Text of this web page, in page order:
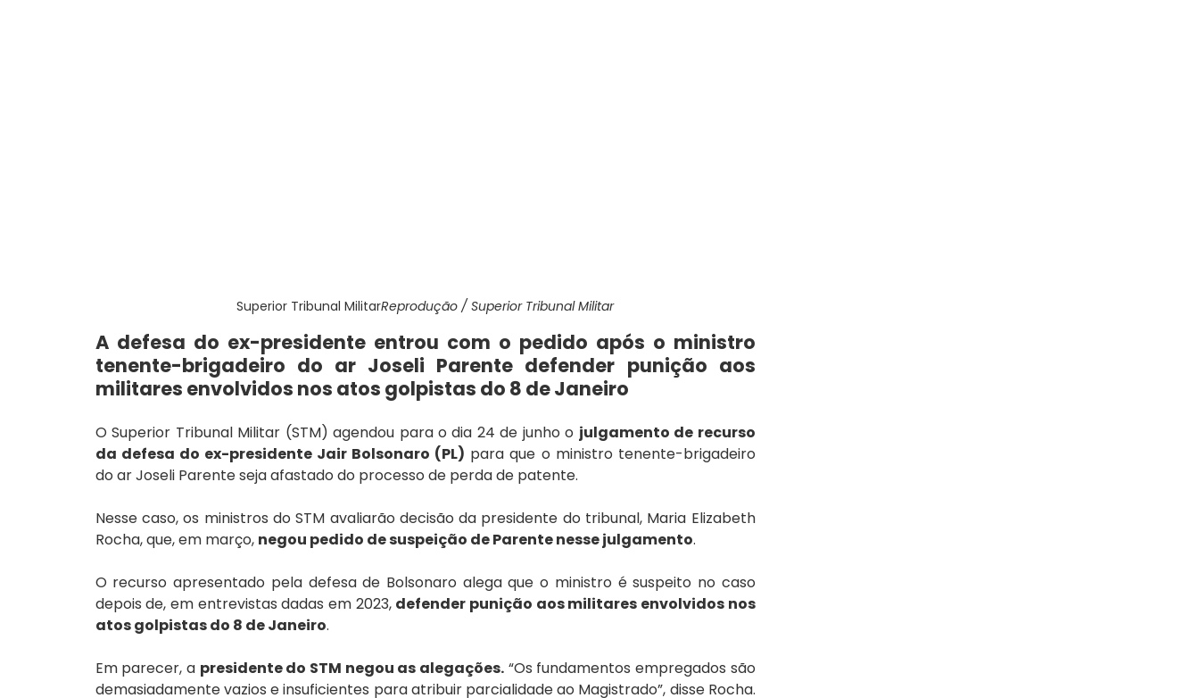
Superior Tribunal MilitarReprodução / Superior Tribunal Militar
A defesa do ex-presidente entrou com o pedido após o ministro
tenente-brigadeiro do ar Joseli Parente defender punição aos
militares envolvidos nos atos golpistas do 8 de Janeiro
O Superior Tribunal Militar (STM) agendou para o dia 24 de junho o julgamento de recurso
da defesa do ex-presidente Jair Bolsonaro (PL) para que o ministro tenente-brigadeiro
do ar Joseli Parente seja afastado do processo de perda de patente.
Nesse caso, os ministros do STM avaliarão decisão da presidente do tribunal, Maria Elizabeth
Rocha, que, em março, negou pedido de suspeição de Parente nesse julgamento.
O recurso apresentado pela defesa de Bolsonaro alega que o ministro é suspeito no caso
depois de, em entrevistas dadas em 2023, defender punição aos militares envolvidos nos
atos golpistas do 8 de Janeiro.
Em parecer, a presidente do STM negou as alegações. “Os fundamentos empregados são
demasiadamente vazios e insuficientes para atribuir parcialidade ao Magistrado”, disse Rocha.